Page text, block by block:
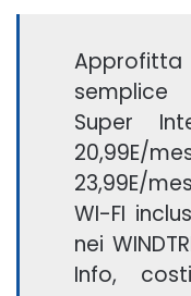
Super
23,99E/
WI-FI
nei
Info,